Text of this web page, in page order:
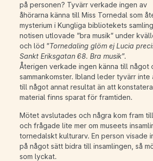
på personen? Tyvärr verkade ingen av
åhörarna känna till Miss Tornedal som
mysterium i Kungliga bibliotekets
notisen utlovade ”bra musik” under
och löd ”Tornedaling glöm ej Lucia
Sankt Eriksgatan 68. Bra musik”.
Återigen verkade ingen känna till något
sammankomster. Ibland leder tyvärr inte
till något annat resultat än att
material finns sparat för framtiden.
Mötet avslutades och några kom fram
och frågade lite mer om museets
tornedalskt kulturarv. En person visade
på något sätt bidra till insamlingen, så
som lyckat.